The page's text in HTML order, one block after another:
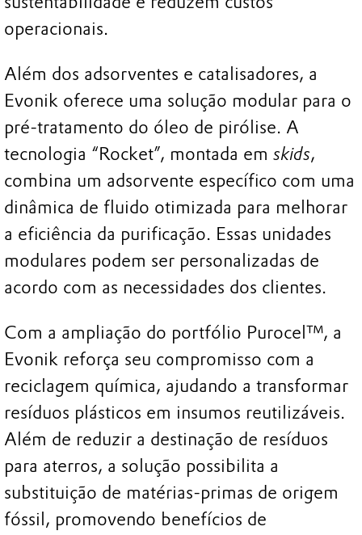
operacionais.
Além dos adsorventes e catalisadores, a
Evonik oferece uma solução modular para o
pré-tratamento do óleo de pirólise. A
tecnologia “Rocket”, montada em skids,
combina um adsorvente específico com uma
dinâmica de fluido otimizada para melhorar
a eficiência da purificação. Essas unidades
modulares podem ser personalizadas de
acordo com as necessidades dos clientes.
Com a ampliação do portfólio Purocel™, a
Evonik reforça seu compromisso com a
reciclagem química, ajudando a transformar
resíduos plásticos em insumos reutilizáveis.
Além de reduzir a destinação de resíduos
para aterros, a solução possibilita a
substituição de matérias-primas de origem
fóssil, promovendo benefícios de